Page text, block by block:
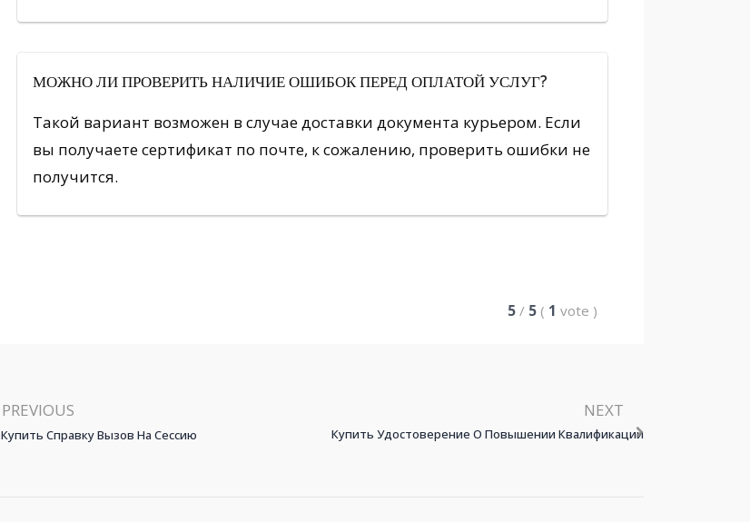
МОЖНО ЛИ ПРОВЕРИТЬ НАЛИЧИЕ ОШИБОК ПЕРЕД ОПЛАТОЙ УСЛУГ?
Такой вариант возможен в случае доставки документа курьером. Если
вы получаете сертификат по почте, к сожалению, проверить ошибки не
получится.
5 / 5 ( 1 vote )
PREVIOUS
Купить Справку Вызов На Сессию
NEXT
Купить Удостоверение О Повышении Квалификации